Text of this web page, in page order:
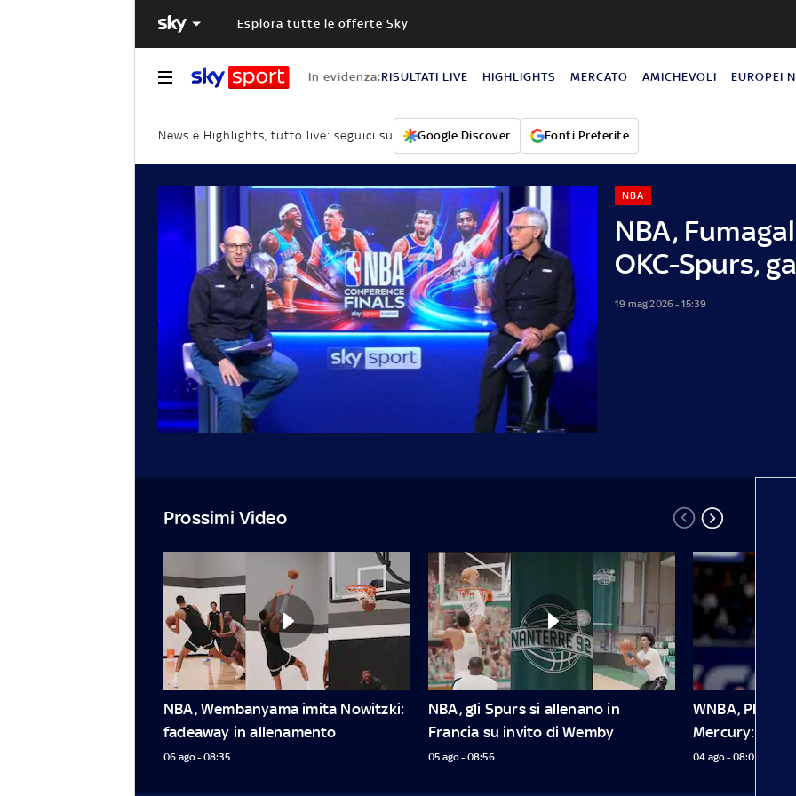
Esplora tutte le offerte Sky
In evidenza:RISULTATI LIVE HIGHLIGHTS MERCATO AMICHEVOLI EUROPEI
News e Highlights, tutto live: seguici su Google Discover Fonti Preferite
NBA,
OKC-Spurs,
NBA
19 mag 2026 - 15:39
Prossimi Video
NBA, Wembanyama imita Nowitzki:
fadeaway in allenamento
06 ago - 08:35
NBA, gli Spurs si allenano in
Francia su invito di Wemby
05 ago - 08:56
WNBA, Plum
Mercury: 20
04 ago - 08:01